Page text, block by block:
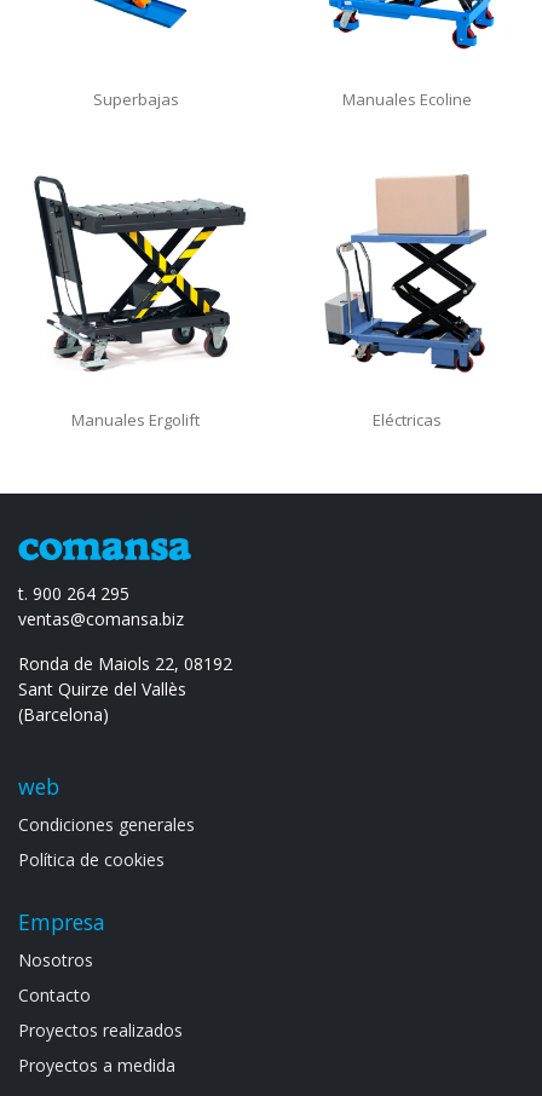
Superbajas Manuales Ecoline
Manuales Ergolift Eléctricas
t. 900 264 295
ventas@comansa.biz
Ronda de Maiols 22, 08192
Sant Quirze del Vallès
(Barcelona)
web
Condiciones generales
Política de cookies
Empresa
Noso​tros
Contacto
Proyectos realizados
Proyectos a medida